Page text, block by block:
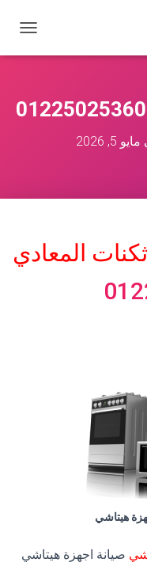
ب
ل
مايو 5, 2026
ثكنات المعادي
هيتاشي
صيانة اجهزة هيتاشي